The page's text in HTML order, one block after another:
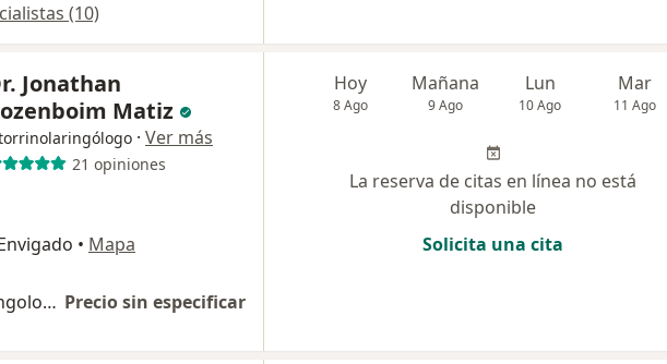
(10)
Jonathan
Matiz
· Ver más
21 opiniones
• Mapa
Visita Otorrinolaringología Precio sin especificar
Hoy
8 Ago
Mañana
9 Ago
Lun
10 Ago
Mar
11 Ago
La reserva de citas en línea no está
disponible
Solicita una cita